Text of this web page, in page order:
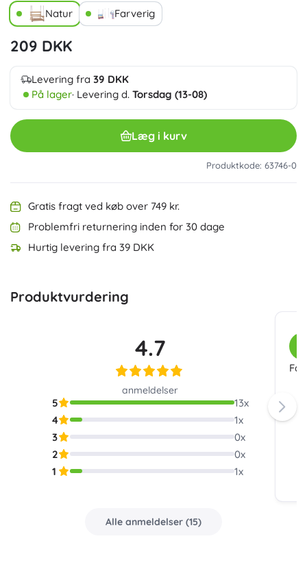
Natur
Farverig
209 DKK
Levering fra 39 DKK
På lager· Levering d. Torsdag (13-08)
Læg i kurv
Produktkode: 63746-0
Gratis fragt ved køb over 749 kr.
Problemfri returnering inden for 30 dage
Hurtig levering fra 39 DKK
Produktvurdering
4.7
anmeldelser
5 13x
4
1x
3
0x
2
0x
1
1x
Alle anmeldelser (15)